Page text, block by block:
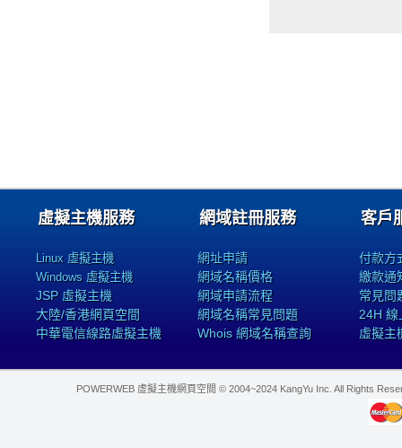
虛擬主機服務
Linux 虛擬主機
Windows 虛擬主機
JSP 虛擬主機
大陸/香港網頁空間
中華電信線路虛擬主機
網域註冊服務
網址申請
網域名稱價格
網域申請流程
網域名稱常見問題
Whois 網域名稱查詢
客戶
付款方
繳款通
常見問
24H 線
虛擬主
POWERWEB 虛擬主機網頁空間 © 2004~2024 KangYu Inc. All Rights